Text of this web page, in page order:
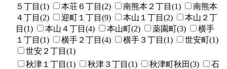
５丁目(1)
本荘６丁目(2) 南熊本２丁目(1)
南熊本
４丁目(2)
迎町１丁目(9) 本山１丁目(2)
本山２丁
目(1)
本山４丁目(4) 本山町(2) 薬園町(3)
横手
１丁目(1)
横手２丁目(4) 横手３丁目(1)
世安町(1)
世安２丁目(1)
秋津１丁目(1) 秋津３丁目(1) 秋津町秋田(3)
石